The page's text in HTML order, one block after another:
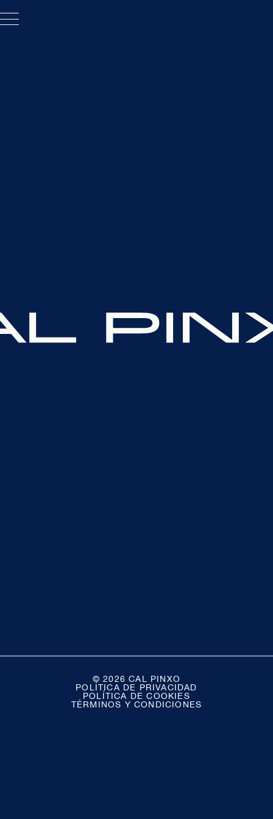
© 2026 CAL PINXO
POLÍTICA DE PRIVACIDAD
POLÍTICA DE COOKIES
TÉRMINOS Y CONDICIONES